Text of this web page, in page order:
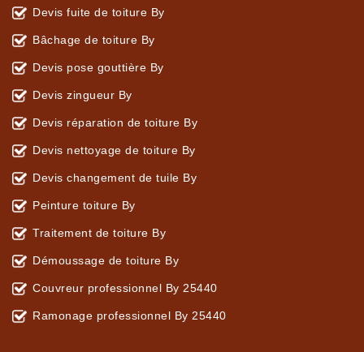
Devis fuite de toiture By
Bâchage de toiture By
Devis pose gouttière By
Devis zingueur By
Devis réparation de toiture By
Devis nettoyage de toiture By
Devis changement de tuile By
Peinture toiture By
Traitement de toiture By
Démoussage de toiture By
Couvreur professionnel By 25440
Ramonage professionnel By 25440